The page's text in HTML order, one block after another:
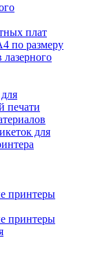
плат
по размеру
печати
для
принтеры
принтеры